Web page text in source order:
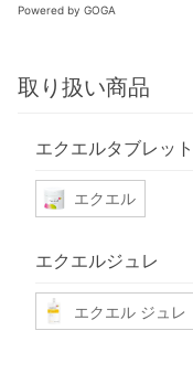
Powered by GOGA
取り扱い商品
エクエルタブレット
エクエル
エクエルジュレ
エクエル ジュレ